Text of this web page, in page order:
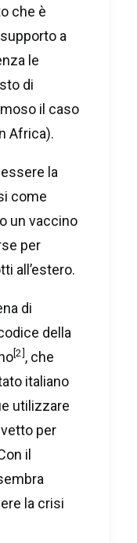
che è
a
le
di
il caso
Africa).
la
come
un vaccino
per
all’estero.
di
della
[2], che
italiano
utilizzare
per
il
la crisi